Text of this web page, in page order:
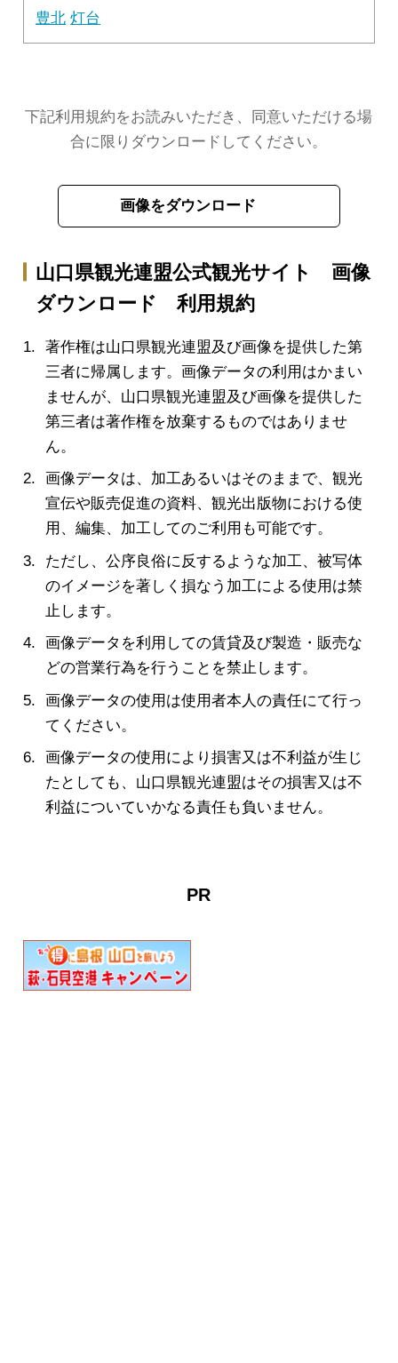
豊北 灯台
下記利用規約をお読みいただき、同意いただける場
合に限りダウンロードしてください。
画像をダウンロード
山口県観光連盟公式観光サイト 画像
ダウンロード 利用規約
著作権は山口県観光連盟及び画像を提供した第
三者に帰属します。画像データの利用はかまい
ませんが、山口県観光連盟及び画像を提供した
第三者は著作権を放棄するものではありませ
ん。
画像データは、加工あるいはそのままで、観光
宣伝や販売促進の資料、観光出版物における使
用、編集、加工してのご利用も可能です。
ただし、公序良俗に反するような加工、被写体
のイメージを著しく損なう加工による使用は禁
止します。
画像データを利用しての賃貸及び製造・販売な
どの営業行為を行うことを禁止します。
画像データの使用は使用者本人の責任にて行っ
てください。
画像データの使用により損害又は不利益が生じ
たとしても、山口県観光連盟はその損害又は不
利益についていかなる責任も負いません。
PR